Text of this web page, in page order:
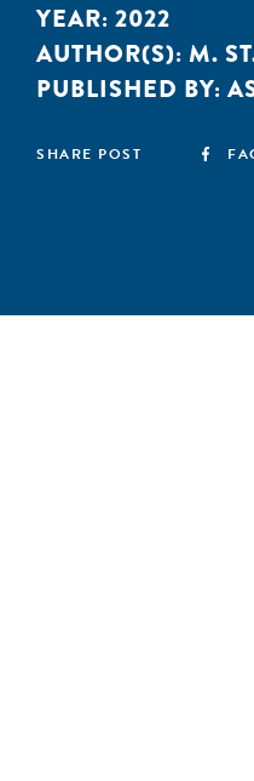
YEAR: 2022
AUTHOR(S): M.
PUBLISHED BY:
SHARE POST